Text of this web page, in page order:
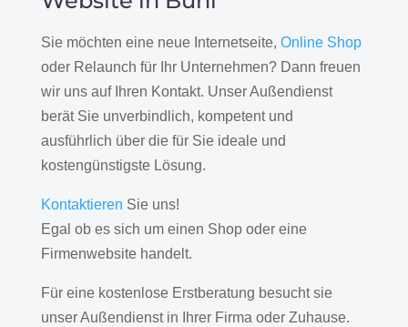
Sie möchten eine neue Internetseite, Online Shop
oder Relaunch für Ihr Unternehmen? Dann freuen
wir uns auf Ihren Kontakt. Unser Außendienst
berät Sie unverbindlich, kompetent und
ausführlich über die für Sie ideale und
kostengünstigste Lösung.
Kontaktieren Sie uns!
Egal ob es sich um einen Shop oder eine
Firmenwebsite handelt.
Für eine kostenlose Erstberatung besucht sie
unser Außendienst in Ihrer Firma oder Zuhause.